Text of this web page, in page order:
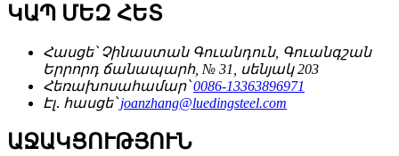
ԿԱՊ ՄԵԶ ՀԵՏ
Հասցե՝ Չինաստան Գուանդուն, Գուանգշան
Երրորդ ճանապարհ, № 31, սենյակ 203
Հեռախոսահամար՝ 0086-13363896971
Էլ․ հասցե՝ joanzhang@luedingsteel.com
ԱՋԱԿՑՈՒԹՅՈՒՆ